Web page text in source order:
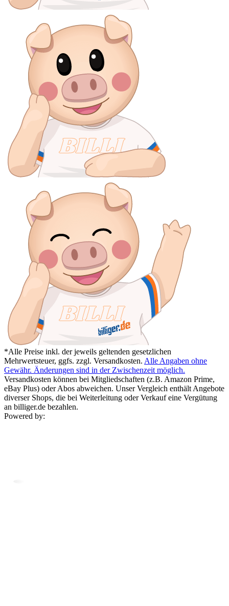
*Alle Preise inkl. der jeweils geltenden gesetzlichen
Mehrwertsteuer, ggfs. zzgl. Versandkosten. Alle Angaben ohne
Gewähr. Änderungen sind in der Zwischenzeit möglich.
Versandkosten können bei Mitgliedschaften (z.B. Amazon Prime,
eBay Plus) oder Abos abweichen. Unser Vergleich enthält Angebote
diverser Shops, die bei Weiterleitung oder Verkauf eine Vergütung
an billiger.de bezahlen.
Powered by: